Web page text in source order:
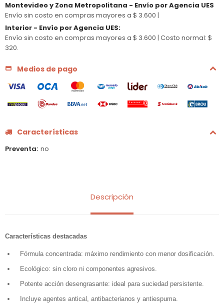
Montevideo y Zona Metropolitana - Envío por Agencia UES
Envío sin costo en compras mayores a $ 3.600 |
Interior - Envío por Agencia UES:
Envío sin costo en compras mayores a $ 3.600 | Costo normal: $
320.
Medios de pago
Características
Preventa no
Descripción
Características destacadas
Fórmula concentrada: máximo rendimiento con menor dosificación.
Ecológico: sin cloro ni componentes agresivos.
Potente acción desengrasante: ideal para suciedad persistente.
Incluye agentes antical, antibacterianos y antiespuma.